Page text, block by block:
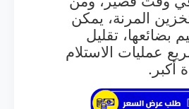
المرنة، يمكن
بضائعها، تقليل
عمليات الاستلام
أكبر.